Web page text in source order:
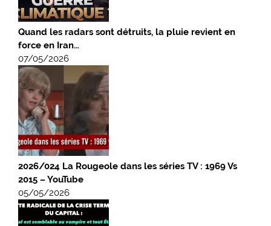
Quand les radars sont détruits, la pluie revient en
force en Iran…
07/05/2026
2026/024 La Rougeole dans les séries TV : 1969 Vs
2015 – YouTube
05/05/2026